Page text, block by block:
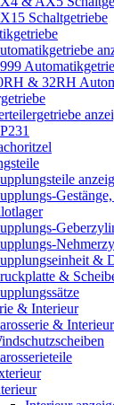
Schaltgetriebe
& 32RH
&
&
& Interieur
&